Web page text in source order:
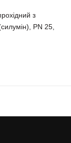
з
РN 25,